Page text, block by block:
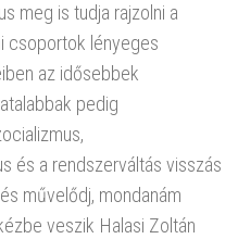
meg is tudja rajzolni a
csoportok lényeges
az idősebbek
pedig
és a rendszerváltás visszás
művelődj, mondanám
veszik Halasi Zoltán